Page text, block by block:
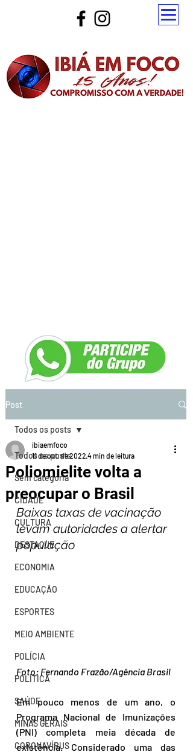
Post
Todos os posts
Sem categoria
CIDADE
CULTURA
DESTAQUE
ECONOMIA
EDUCAÇÃO
ESPORTES
MEIO AMBIENTE
POLÍCIA
POLÍTICA
SAÚDE
MINAS GERAIS
CORONAVÍRUS
Todos os posts
Poliomielite volta a
preocupar o Brasil
ibiaemfoco
11 de out. de 2022 4 min de leitura
Baixas taxas de vacinação
levam autoridades a alertar
população
Foto: Fernando Frazão/Agência Brasil
Em pouco menos de um ano, o
Programa Nacional de Imunizações
(PNI) completa meia década de
existência. Considerado uma das